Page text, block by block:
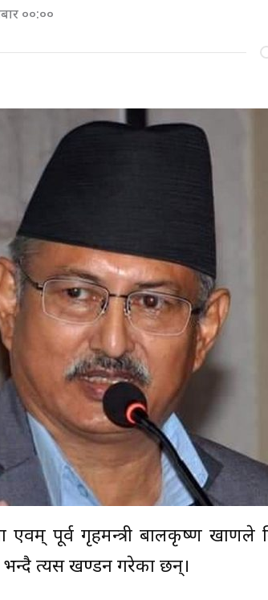
००:००
एवम् पूर्व गृहमन्त्री बालकृष्ण खाणले
त्यस खण्डन गरेका छन्।